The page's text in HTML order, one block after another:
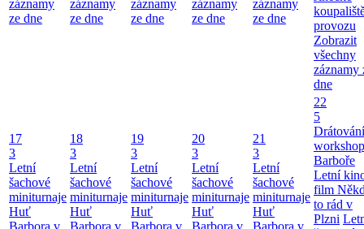
záznamy
ze dne
záznamy
ze dne
záznamy
ze dne
záznamy
ze dne
záznamy
ze dne
provozu
Zobrazit
všechny
záznamy
dne
17
3
Letní
šachové
miniturnaje
Huť
18
3
Letní
šachové
miniturnaje
Huť
19
3
Letní
šachové
miniturnaje
Huť
20
3
Letní
šachové
miniturnaje
Huť
21
3
Letní
šachové
miniturnaje
Huť
22
5
Barboře
Letní
film
to rád v
Plzni